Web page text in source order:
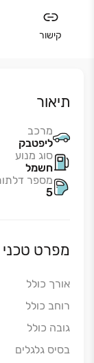
קישור
תיאור
מרכב
ליפטבק
סוג מנוע
חשמל
מספר
5
מפרט טכני
אורך כולל
רוחב כולל
גובה כולל
בסיס גלגלים